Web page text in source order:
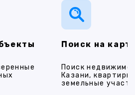
Поиск на
Поиск
Казани,
земельные